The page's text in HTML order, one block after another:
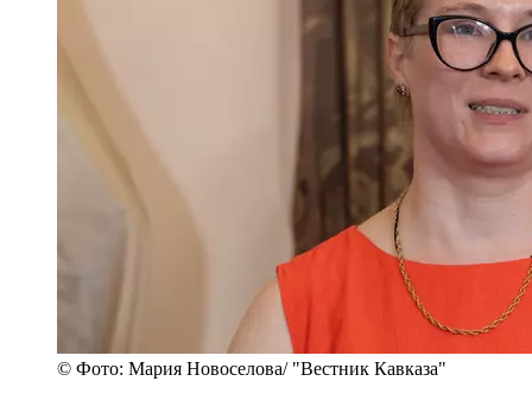
© Фото: Мария Новоселова/ "Вестник Кавказа"